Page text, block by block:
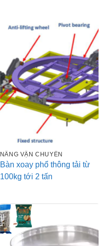
NÂNG VẬN CHUYỂN
Bàn xoay phổ thông tải từ
100kg tới 2 tấn